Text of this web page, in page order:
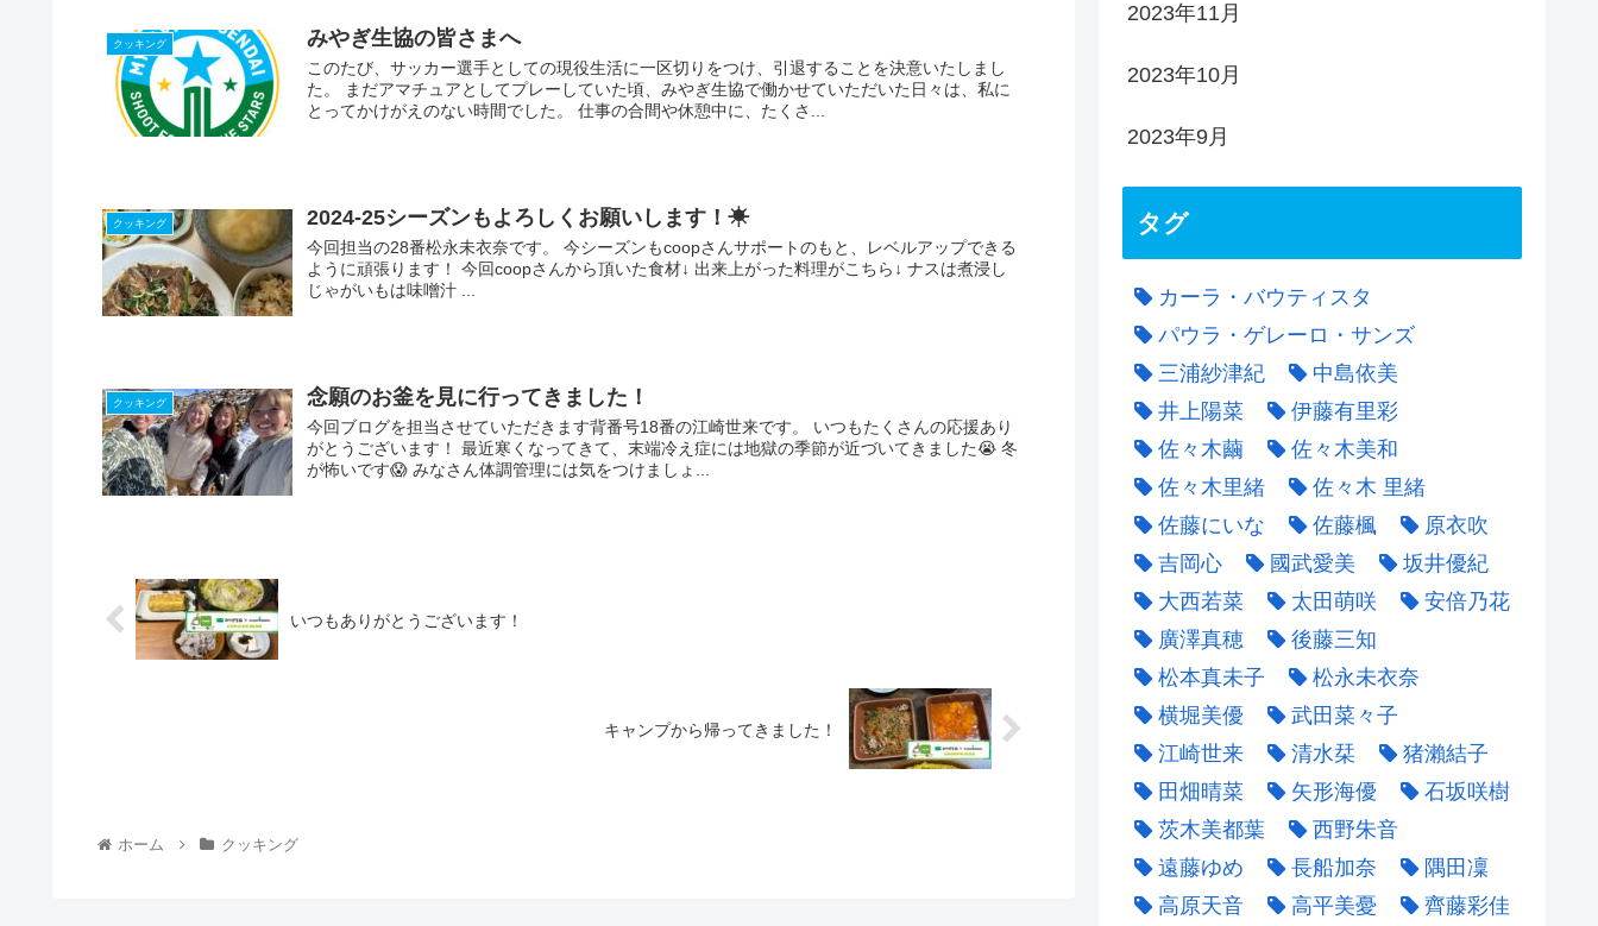
クッキング みやぎ生協の皆さまへ
このたび、サッカー選手としての現役生活に一区切りをつけ、引退することを決意いたしまし
た。 まだアマチュアとしてプレーしていた頃、みやぎ生協で働かせていただいた日々は、私に
とってかけがえのない時間でした。 仕事の合間や休憩中に、たくさ...
クッキング 2024-25シーズンもよろしくお願いします！☀
今回担当の28番松永未衣奈です。 今シーズンもcoopさんサポートのもと、レベルアップできる
ように頑張ります！ 今回coopさんから頂いた食材↓ 出来上がった料理がこちら↓ ナスは煮浸し
じゃがいもは味噌汁 ...
クッキング 念願のお釜を見に行ってきました！
今回ブログを担当させていただきます背番号18番の江崎世来です。 いつもたくさんの応援あり
がとうございます！ 最近寒くなってきて、末端冷え症には地獄の季節が近づいてきました😭 冬
が怖いです😱 みなさん体調管理には気をつけましょ...
いつもありがとうございます！
キャンプから帰ってきました！
ホーム クッキング
2023年11月
2023年10月
2023年9月
タグ
カーラ・バウティスタ
パウラ・ゲレーロ・サンズ
三浦紗津紀
中島依美
井上陽菜
伊藤有里彩
佐々木繭
佐々木美和
佐々木里緒
佐々木 里緒
佐藤にいな
佐藤楓
原衣吹
吉岡心
國武愛美
坂井優紀
大西若菜
太田萌咲
安倍乃花
廣澤真穂
後藤三知
松本真未子
松永未衣奈
横堀美優
武田菜々子
江崎世来
清水栞
猪瀨結子
田畑晴菜
矢形海優
石坂咲樹
茨木美都葉
西野朱音
遠藤ゆめ
長船加奈
隅田凜
高原天音
高平美憂 齊藤彩佳